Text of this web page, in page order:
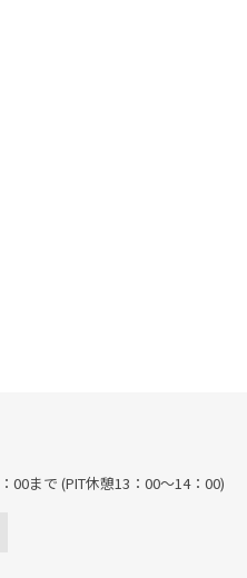
まで (PIT休憩13：00～14：00)